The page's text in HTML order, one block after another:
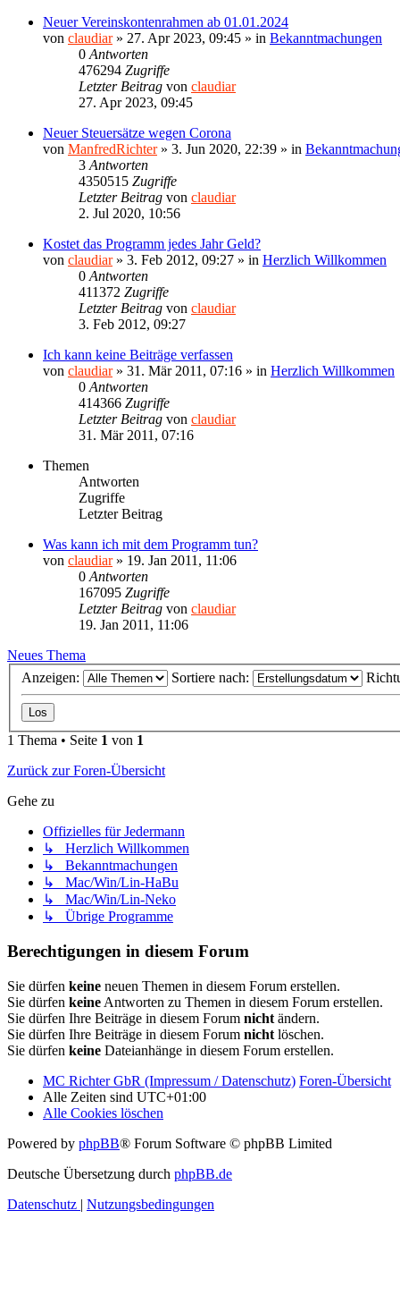
Neuer Vereinskontenrahmen ab 01.01.2024
von claudiar» 27. Apr 2023, 09:45 » in Bekanntmachungen
0 Antworten
476294 Zugriffe
Letzter Beitrag von claudiar
27. Apr 2023, 09:45
Neuer Steuersätze wegen Corona
von ManfredRichter» 3. Jun 2020, 22:39 » in
3 Antworten
4350515 Zugriffe
Letzter Beitrag von claudiar
2. Jul 2020, 10:56
Kostet das Programm jedes Jahr Geld?
von claudiar» 3. Feb 2012, 09:27 » in Herzlich Willkommen
0 Antworten
411372 Zugriffe
Letzter Beitrag von claudiar
3. Feb 2012, 09:27
Ich kann keine Beiträge verfassen
von claudiar» 31. Mär 2011, 07:16 » in Herzlich Willkommen
0 Antworten
414366 Zugriffe
Letzter Beitrag von claudiar
31. Mär 2011, 07:16
Themen
Antworten
Zugriffe
Letzter Beitrag
Was kann ich mit dem Programm tun?
von claudiar» 19. Jan 2011, 11:06
0 Antworten
167095 Zugriffe
Letzter Beitrag von claudiar
19. Jan 2011, 11:06
Neues Thema
Anzeigen:
Sortiere nach:
1 Thema • Seite 1 von 1
Zurück zur Foren-Übersicht
Gehe zu
Offizielles für Jedermann
↳ Herzlich Willkommen
↳ Bekanntmachungen
↳ Mac/Win/Lin-HaBu
↳ Mac/Win/Lin-Neko
↳ Übrige Programme
Berechtigungen in diesem Forum
Sie dürfen keine neuen Themen in diesem Forum erstellen.
Sie dürfen keine Antworten zu Themen in diesem Forum erstellen.
Sie dürfen Ihre Beiträge in diesem Forum nicht ändern.
Sie dürfen Ihre Beiträge in diesem Forum nicht löschen.
Sie dürfen keine Dateianhänge in diesem Forum erstellen.
MC Richter GbR (Impressum / Datenschutz) Foren-Übersicht
Alle Zeiten sind UTC+01:00
Alle Cookies löschen
Powered by phpBB® Forum Software © phpBB Limited
Deutsche Übersetzung durch phpBB.de
Datenschutz | Nutzungsbedingungen